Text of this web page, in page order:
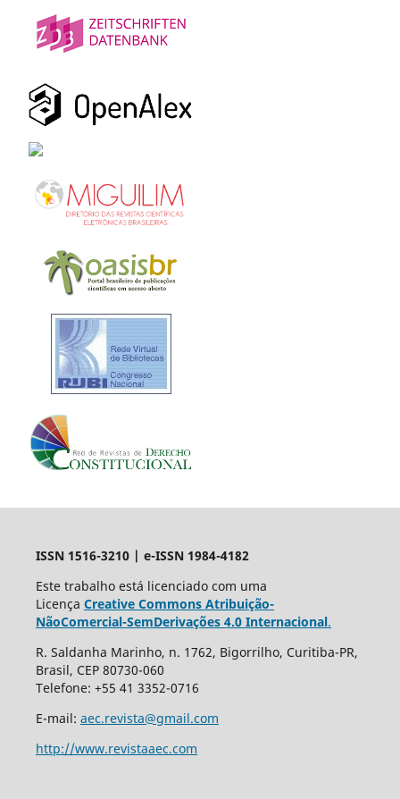
ISSN 1516-3210 | e-ISSN 1984-4182
Este trabalho está licenciado com uma
Licença Creative Commons Atribuição-
NãoComercial-SemDerivações 4.0 Internacional.
R. Saldanha Marinho, n. 1762, Bigorrilho, Curitiba-PR,
Brasil, CEP 80730-060
Telefone: +55 41 3352-0716
E-mail: aec.revista@gmail.com
http://www.revistaaec.com